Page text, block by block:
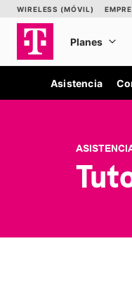
Asistencia